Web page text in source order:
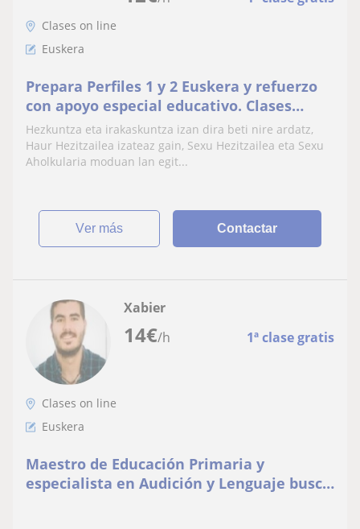
Clases on line
Euskera
Prepara Perfiles 1 y 2 Euskera y refuerzo
con apoyo especial educativo. Clases
personalizadas. HH, LH, DBH... Aprende
desde cero
Hezkuntza eta irakaskuntza izan dira beti nire ardatz,
Haur Hezitzailea izateaz gain, Sexu Hezitzailea eta Sexu
Aholkularia moduan lan egit...
ver más Contactar
14€/h 1ª clase gratis
Xabier
Clases on line
Euskera
Maestro de Educación Primaria y
especialista en Audición y Lenguaje busca